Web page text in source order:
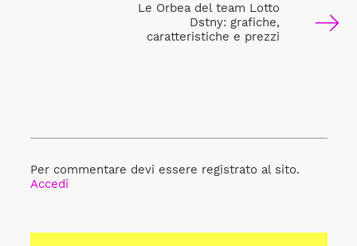
Le Orbea del team Lotto
Dstny: grafiche,
caratteristiche e prezzi
Per commentare devi essere registrato al sito.
Accedi